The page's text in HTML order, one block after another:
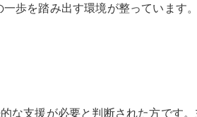
歩を踏み出す環境が整っています。
な支援が必要と判断された方です。